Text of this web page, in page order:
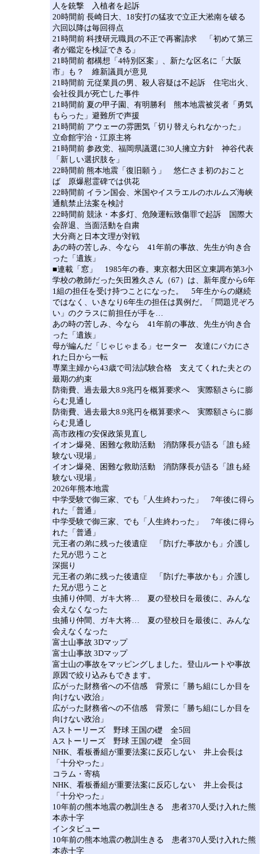
人を銃撃 入植者を起訴
20時間前 長崎日大、18安打の猛攻で立正大淞南を破る
六回以降は毎回得点
21時間前 科捜研元職員の不正で再審請求 「初めて第三
者が鑑定を検証できる」
21時間前 都構想「4特別区案」、新たな区名に「大阪
市」も？ 維新議員が意見
21時間前 元従業員の男、殺人容疑は不起訴 住宅出火、
会社役員が死亡した事件
21時間前 夏の甲子園、有明勝利 熊本地震被災者「勇気
もらった」避難所で声援
21時間前 アウェーの雰囲気「切り替えられなかった」
立命館宇治・江原主将
21時間前 参政党、福岡県議選に30人擁立方針 神谷代表
「新しい選択肢を」
22時間前 熊本地震「復旧願う」 悠仁さま初のおこと
ば 原爆慰霊碑では供花
22時間前 イラン国会、米国やイスラエルのホルムズ海峡
通航禁止法案を検討
22時間前 競泳・本多灯、危険運転致傷罪で起訴 国際大
会辞退、当面活動を自粛
大分商と日本文理が対戦
あの時の苦しみ、今なら 41年前の事故、先生が向き合
った「遺族」
■連載「窓」 1985年の春。東京都大田区立東調布第3小
学校の教師だった矢田雅久さん（67）は、新年度から6年
1組の担任を受け持つことになった。 5年生からの継続
ではなく、いきなり6年生の担任は異例だ。「問題児ぞろ
い」のクラスに前担任が手を…
あの時の苦しみ、今なら 41年前の事故、先生が向き合
った「遺族」
母が編んだ「じゃじゃまる」セーター 友達にバカにさ
れた日から一転
専業主婦から43歳で司法試験合格 支えてくれた夫との
最期の約束
防衛費、過去最大8.9兆円を概算要求へ 実際額さらに膨
らむ見通し
防衛費、過去最大8.9兆円を概算要求へ 実際額さらに膨
らむ見通し
高市政権の安保政策見直し
イオン爆発、困難な救助活動 消防隊長が語る「誰も経
験ない現場」
イオン爆発、困難な救助活動 消防隊長が語る「誰も経
験ない現場」
2026年熊本地震
中学受験で御三家、でも「人生終わった」 7年後に得ら
れた「普通」
中学受験で御三家、でも「人生終わった」 7年後に得ら
れた「普通」
元王者の弟に残った後遺症 「防げた事故かも」介護し
た兄が思うこと
深掘り
元王者の弟に残った後遺症 「防げた事故かも」介護し
た兄が思うこと
虫捕り仲間、ガキ大将… 夏の登校日を最後に、みんな
会えなくなった
虫捕り仲間、ガキ大将… 夏の登校日を最後に、みんな
会えなくなった
富士山事故 3Dマップ
富士山事故 3Dマップ
富士山の事故をマッピングしました。登山ルートや事故
原因で絞り込みもできます。
広がった財務省への不信感 背景に「勝ち組にしか目を
向けない政治」
広がった財務省への不信感 背景に「勝ち組にしか目を
向けない政治」
Aストーリーズ 野球 王国の礎 全5回
Aストーリーズ 野球 王国の礎 全5回
NHK、看板番組が重要法案に反応しない 井上会長は
「十分やった」
コラム・寄稿
NHK、看板番組が重要法案に反応しない 井上会長は
「十分やった」
10年前の熊本地震の教訓生きる 患者370人受け入れた熊
本赤十字
インタビュー
10年前の熊本地震の教訓生きる 患者370人受け入れた熊
本赤十字